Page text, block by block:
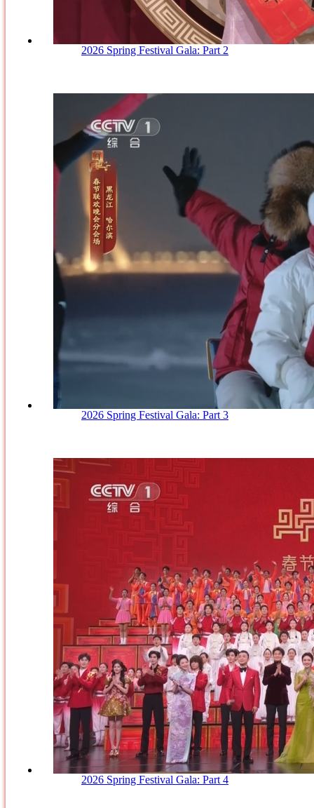
2026 Spring Festival Gala: Part 2
2026 Spring Festival Gala: Part 3
2026 Spring Festival Gala: Part 4